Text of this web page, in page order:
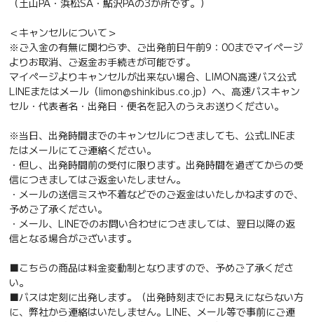
＜キャンセルについて＞
※ご入金の有無に関わらず、ご出発前日午前9：00までマイページ
よりお取消、ご返金お手続きが可能です。
マイページよりキャンセルが出来ない場合、LIMON高速バス公式
LINEまたはメール（limon@shinkibus.co.jp）へ、高速バスキャン
セル・代表者名・出発日・便名を記入のうえお送りください。
※当日、出発時間までのキャンセルにつきましても、公式LINEま
たはメールにてご連絡ください。
・但し、出発時間前の受付に限ります。出発時間を過ぎてからの受
信につきましてはご返金いたしません。
・メールの送信ミスや不着などでのご返金はいたしかねますので、
予めご了承ください。
・メール、LINEでのお問い合わせにつきましては、翌日以降の返
信となる場合がございます。
■こちらの商品は料金変動制となりますので、予めご了承くださ
い。
■バスは定刻に出発します。（出発時刻までにお見えにならない方
に、弊社から連絡はいたしません。LINE、メール等で事前にご連